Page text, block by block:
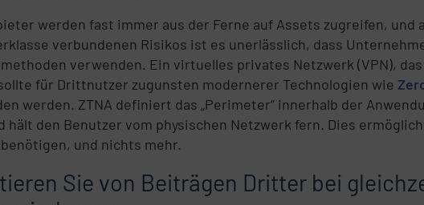
werden fast immer aus der Ferne auf Assets zugreifen, und
verbundenen Risikos ist es unerlässlich, dass
verwenden. Ein virtuelles privates Netzwerk (VPN),
für Drittnutzer zugunsten modernerer Technologien wie
werden. ZTNA definiert das „Perimeter“ innerhalb der
hält den Benutzer vom physischen Netzwerk fern. Dies
und nichts mehr.
Sie von Beiträgen Dritter bei